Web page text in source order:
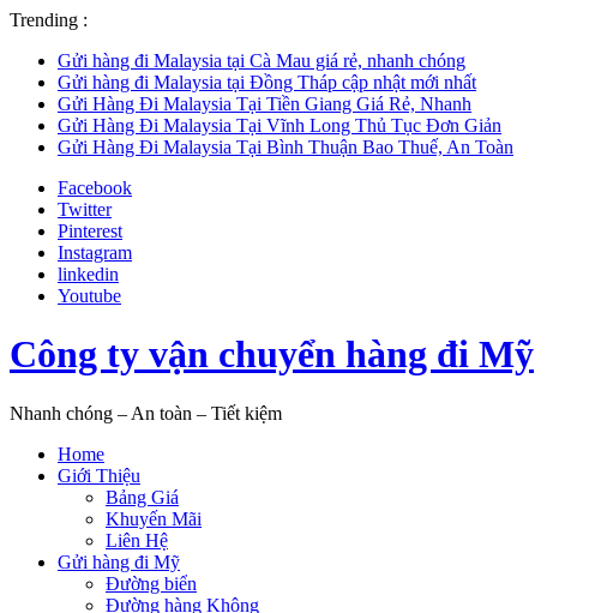
Trending :
Gửi hàng đi Malaysia tại Cà Mau giá rẻ, nhanh chóng
Gửi hàng đi Malaysia tại Đồng Tháp cập nhật mới nhất
Gửi Hàng Đi Malaysia Tại Tiền Giang Giá Rẻ, Nhanh
Gửi Hàng Đi Malaysia Tại Vĩnh Long Thủ Tục Đơn Giản
Gửi Hàng Đi Malaysia Tại Bình Thuận Bao Thuế, An Toàn
Facebook
Twitter
Pinterest
Instagram
linkedin
Youtube
Công ty vận chuyển hàng đi Mỹ
Nhanh chóng – An toàn – Tiết kiệm
Home
Giới Thiệu
Bảng Giá
Khuyến Mãi
Liên Hệ
Gửi hàng đi Mỹ
Đường biển
Đường hàng Không